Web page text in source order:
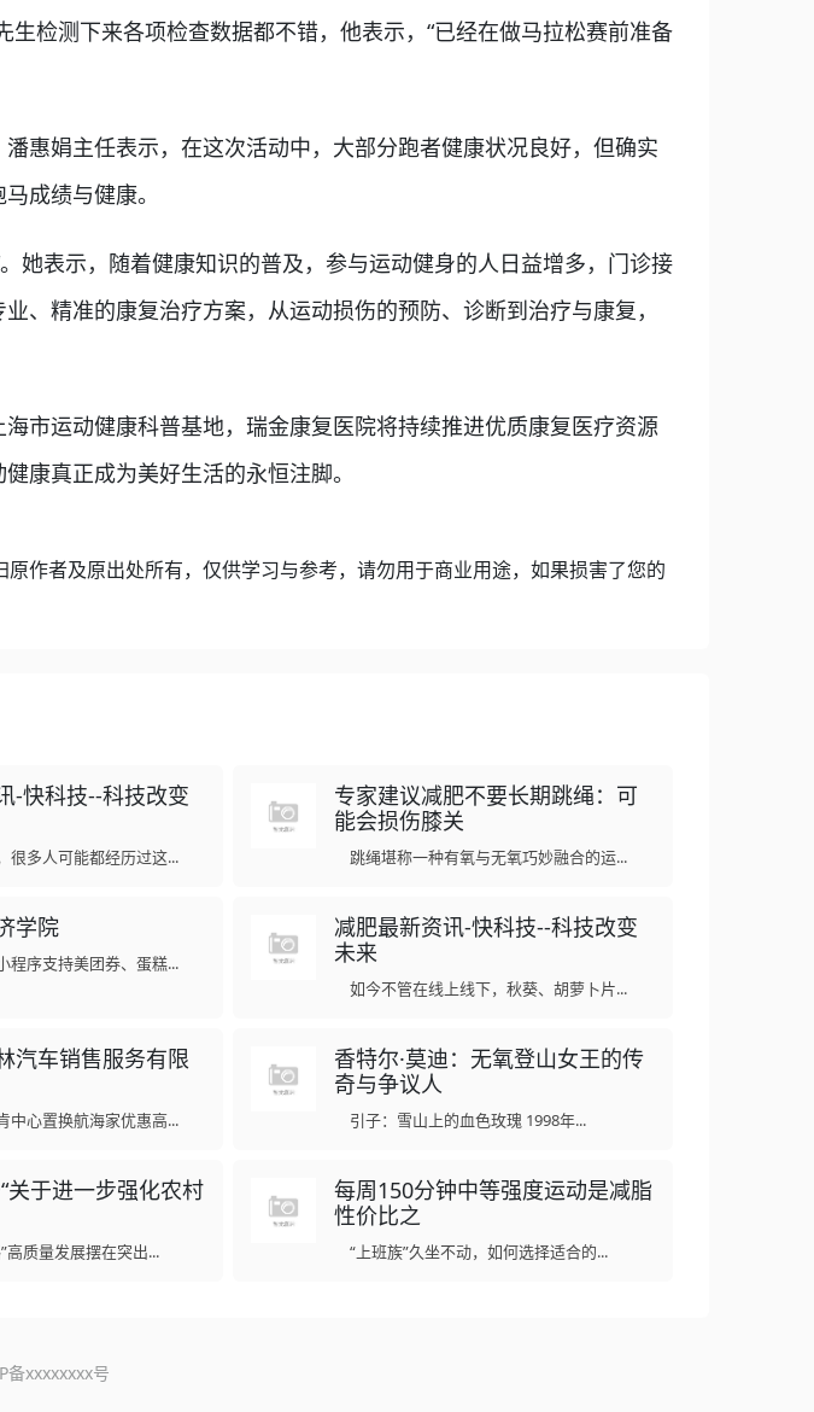
检测下来各项检查数据都不错，他表示，“已经在做马拉松赛前准备
娟主任表示，在这次活动中，大部分跑者健康状况良好，但确实
成绩与健康。
表示，随着健康知识的普及，参与运动健身的人日益增多，门诊接
、精准的康复治疗方案，从运动损伤的预防、诊断到治疗与康复，
运动健康科普基地，瑞金康复医院将持续推进优质康复医疗资源
康真正成为美好生活的永恒注脚。
作者及原出处所有，仅供学习与参考，请勿用于商业用途，如果损害了您的
-快科技--科技改变
很多人可能都经历过这...
专家建议减肥不要长期跳绳：可
能会损伤膝关
跳绳堪称一种有氧与无氧巧妙融合的运...
学院
序支持美团券、蛋糕...
减肥最新资讯-快科技--科技改变
未来
如今不管在线上线下，秋葵、胡萝卜片...
汽车销售服务有限
心置换航海家优惠高...
香特尔·莫迪：无氧登山女王的传
奇与争议人
引子：雪山上的血色玫瑰 1998年...
关于进一步强化农村
质量发展摆在突出...
每周150分钟中等强度运动是减脂
性价比之
“上班族”久坐不动，如何选择适合的...
备xxxxxxxx号